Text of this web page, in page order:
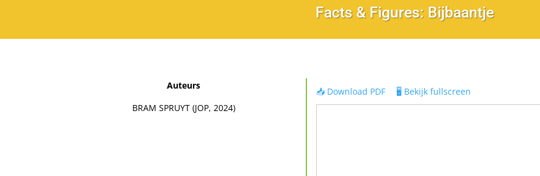
Facts & Figures: Bijbaantje
Auteurs
BRAM SPRUYT (JOP, 2024)
📥 Download PDF 🖥️ Bekijk fullscreen